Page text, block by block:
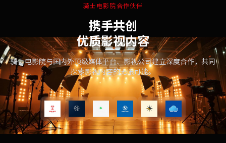
骑士电影院合作伙伴
携手共创
优质影视内容
骑士电影院与国内外顶级媒体平台、影视公司建立深度合作，共同
探索影视内容的无限可能。